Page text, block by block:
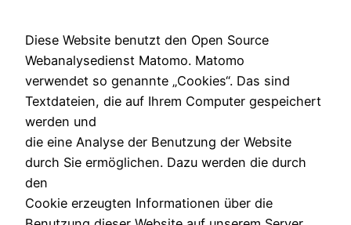
Diese Website benutzt den Open Source
Webanalysedienst Matomo. Matomo
verwendet so genannte „Cookies“. Das sind
Textdateien, die auf Ihrem Computer gespeichert
werden und
die eine Analyse der Benutzung der Website
durch Sie ermöglichen. Dazu werden die durch
den
Cookie erzeugten Informationen über die